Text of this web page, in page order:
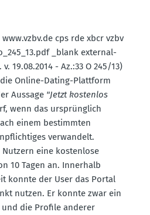
cps rde xbcr vzbv
_blank external-
19.08.2014 - Az.:33 O 245/13)
Online-Dating-Plattform
Aussage "Jetzt kostenlos
wenn das ursprünglich
einem bestimmten
verwandelt.
eine kostenlose
10 Tagen an. Innerhalb
konnte der User das Portal
nutzen. Er konnte zwar ein
die Profile anderer